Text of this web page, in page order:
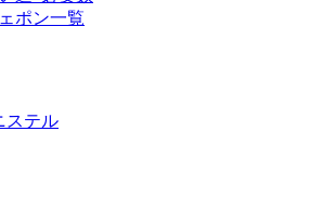
ポン一覧
ステル